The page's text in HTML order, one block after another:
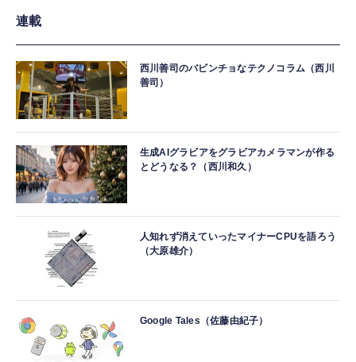
連載
西川善司のバビンチョなテクノコラム（西川
善司）
生成AIグラビアをグラビアカメラマンが作る
とどうなる？（西川和久）
人知れず消えていったマイナーCPUを語ろう
（大原雄介）
Google Tales（佐藤由紀子）